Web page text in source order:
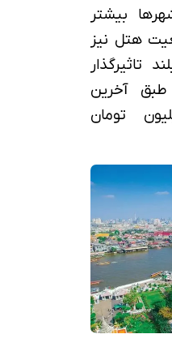
بیشتر
هتل نیز
تاثیرگذار
آخرین
بین۳۰ تا۷۵میلیون تومان